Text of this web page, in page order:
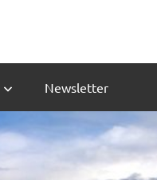
Newsletter